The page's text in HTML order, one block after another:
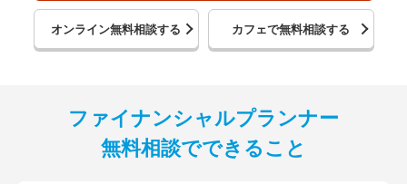
オンライン無料相談する カフェで無料相談する
ファイナンシャルプランナー
無料相談でできること